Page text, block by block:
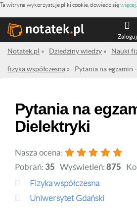
Ta witryna wykorzystuje pliki cookie, dowiedz sięwięcej
Zaloguj
Notatek.pl » Dziedziny wiedzy » Nauki
fizyka współczesna » Pytania na egzamin
Pytania na
Dielektryki
Nasza ocena:
Pobrań: 35 Wyświetleń: 875
fizyka współczesna
Uniwersytet Gdański